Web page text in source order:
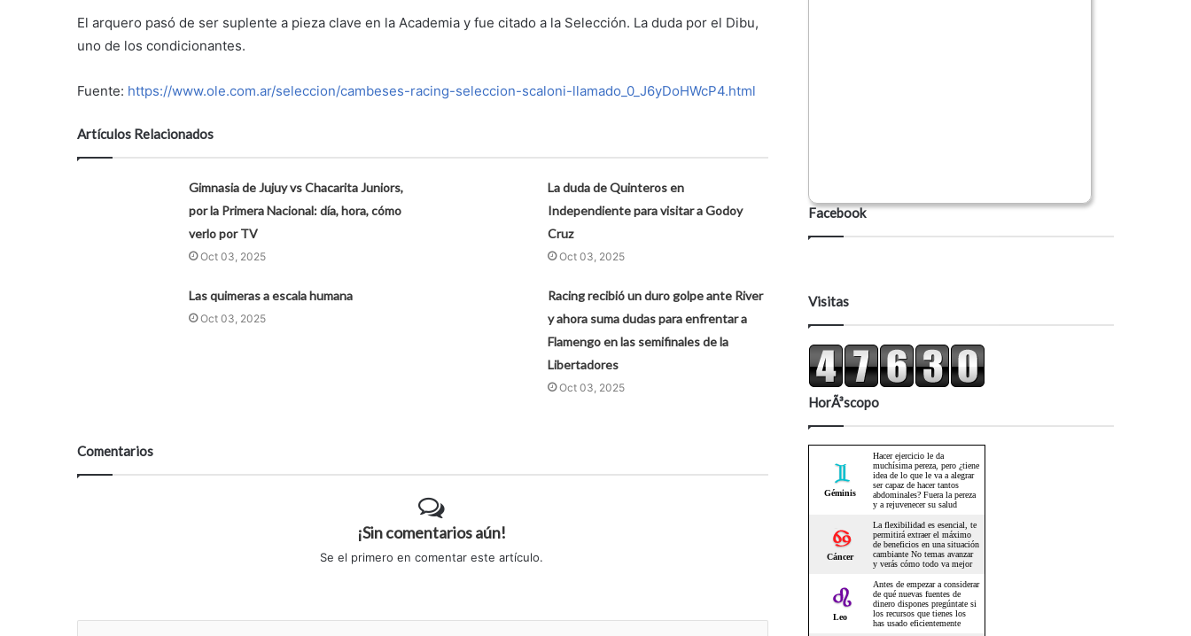
El arquero pasó de ser suplente a pieza clave en la Academia y fue citado a la Selección. La duda por el Dibu,
uno de los condicionantes.
Fuente: https://www.ole.com.ar/seleccion/cambeses-racing-seleccion-scaloni-llamado_0_J6yDoHWcP4.html
Artículos Relacionados
Gimnasia de Jujuy vs Chacarita Juniors,
por la Primera Nacional: día, hora, cómo
verlo por TV
Oct 03, 2025
La duda de Quinteros en
Independiente para visitar a Godoy
Cruz
Oct 03, 2025
Las quimeras a escala humana
Oct 03, 2025
Racing recibió un duro golpe ante River
y ahora suma dudas para enfrentar a
Flamengo en las semifinales de la
Libertadores
Oct 03, 2025
Comentarios
¡Sin comentarios aún!
Se el primero en comentar este artículo.
Facebook
Visitas
HorÃ³scopo